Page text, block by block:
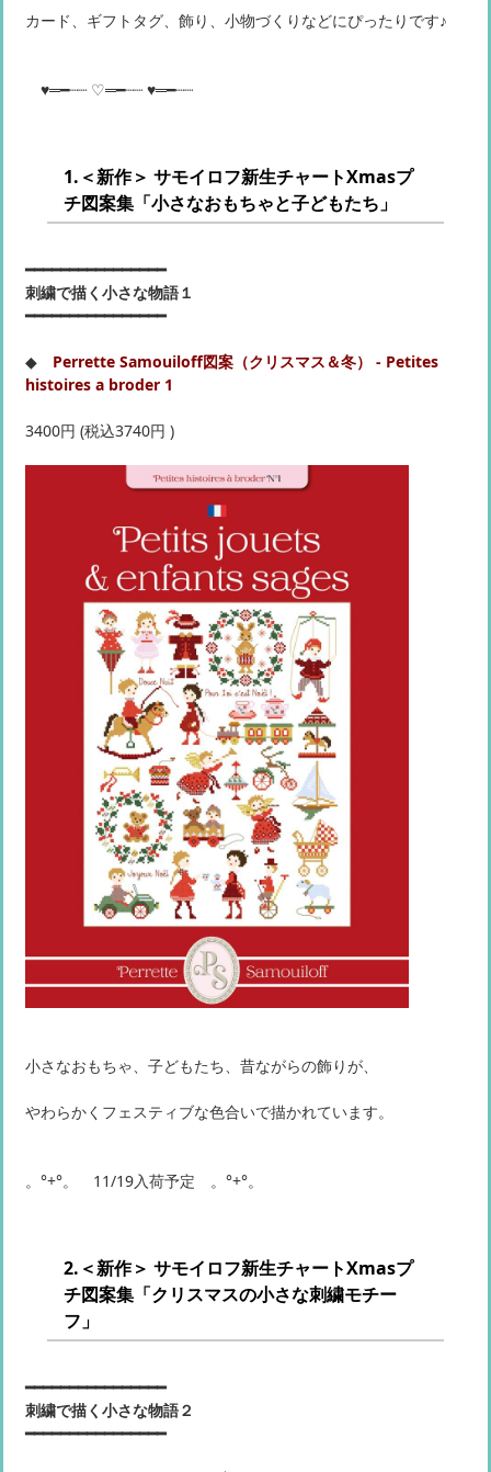
カード、ギフトタグ、飾り、小物づくりなどにぴったりです♪
♥═━┈┈ ♡═━┈┈ ♥═━┈┈
1.＜新作＞ サモイロフ新生チャートXmasプ
チ図案集「小さなおもちゃと子どもたち」
━━━━━━━━━━━━━━━━
刺繍で描く小さな物語１
━━━━━━━━━━━━━━━━
◆ Perrette Samouiloff図案（クリスマス＆冬） - Petites
histoires a broder 1
3400円 (税込3740円 )
小さなおもちゃ、子どもたち、昔ながらの飾りが、
やわらかくフェスティブな色合いで描かれています。
。°+°。 11/19入荷予定 。°+°。
2.＜新作＞ サモイロフ新生チャートXmasプ
チ図案集「クリスマスの小さな刺繍モチー
フ」
━━━━━━━━━━━━━━━━
刺繍で描く小さな物語２
━━━━━━━━━━━━━━━━